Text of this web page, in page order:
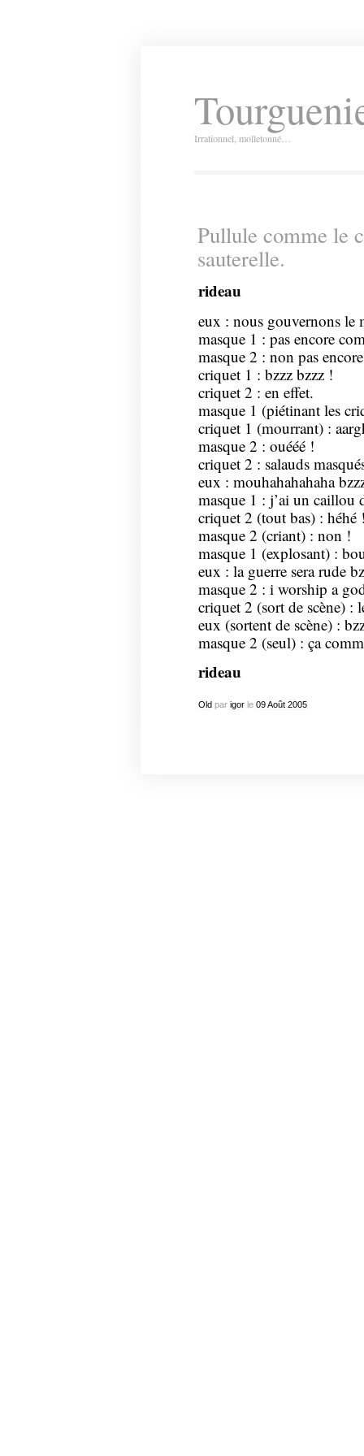
Irrationnel, molletonné…
Pullule comme le
sauterelle.
rideau
eux : nous gouvernons le
masque 1 : pas encore
masque 2 : non pas
criquet 1 : bzzz bzzz !
criquet 2 : en effet.
masque 1 (piétinant les
criquet 1 (mourrant) :
masque 2 : ouééé !
criquet 2 : salauds
eux : mouhahahahaha
masque 1 : j’ai un caillou
criquet 2 (tout bas) : héhé
masque 2 (criant) : non !
masque 1 (explosant) :
eux : la guerre sera rude
masque 2 : i worship a
criquet 2 (sort de scène) :
eux (sortent de scène) :
masque 2 (seul) : ça
rideau
Oldpar igorle 09 Août 2005